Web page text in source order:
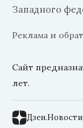
Западного
Реклама и
Сайт
лет.
Дзен.Новости